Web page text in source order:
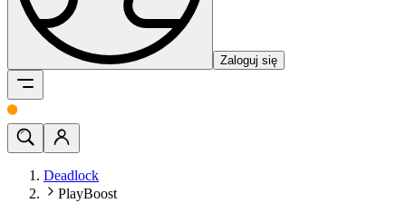
Zaloguj się
Deadlock
PlayBoost